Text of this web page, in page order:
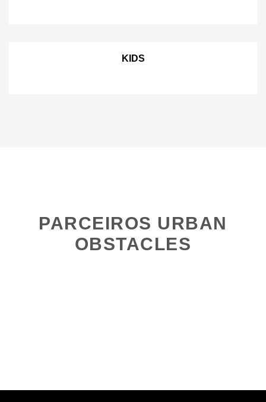
KIDS
PARCEIROS URBAN
OBSTACLES